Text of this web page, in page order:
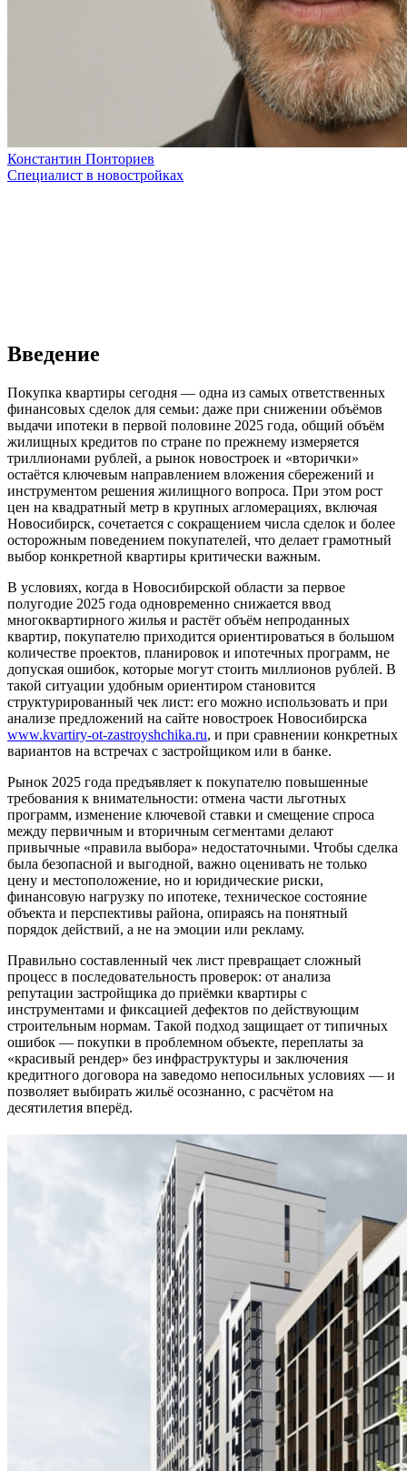
Константин Понториев
Специалист в новостройках
Введение
Покупка квартиры сегодня — одна из самых ответственных
финансовых сделок для семьи: даже при снижении объёмов
выдачи ипотеки в первой половине 2025 года, общий объём
жилищных кредитов по стране по прежнему измеряется
триллионами рублей, а рынок новостроек и «вторички»
остаётся ключевым направлением вложения сбережений и
инструментом решения жилищного вопроса. При этом рост
цен на квадратный метр в крупных агломерациях, включая
Новосибирск, сочетается с сокращением числа сделок и более
осторожным поведением покупателей, что делает грамотный
выбор конкретной квартиры критически важным.
В условиях, когда в Новосибирской области за первое
полугодие 2025 года одновременно снижается ввод
многоквартирного жилья и растёт объём непроданных
квартир, покупателю приходится ориентироваться в большом
количестве проектов, планировок и ипотечных программ, не
допуская ошибок, которые могут стоить миллионов рублей. В
такой ситуации удобным ориентиром становится
структурированный чек лист: его можно использовать и при
анализе предложений на сайте новостроек Новосибирска
www.kvartiry-ot-zastroyshchika.ru, и при сравнении конкретных
вариантов на встречах с застройщиком или в банке.
Рынок 2025 года предъявляет к покупателю повышенные
требования к внимательности: отмена части льготных
программ, изменение ключевой ставки и смещение спроса
между первичным и вторичным сегментами делают
привычные «правила выбора» недостаточными. Чтобы сделка
была безопасной и выгодной, важно оценивать не только
цену и местоположение, но и юридические риски,
финансовую нагрузку по ипотеке, техническое состояние
объекта и перспективы района, опираясь на понятный
порядок действий, а не на эмоции или рекламу.
Правильно составленный чек лист превращает сложный
процесс в последовательность проверок: от анализа
репутации застройщика до приёмки квартиры с
инструментами и фиксацией дефектов по действующим
строительным нормам. Такой подход защищает от типичных
ошибок — покупки в проблемном объекте, переплаты за
«красивый рендер» без инфраструктуры и заключения
кредитного договора на заведомо непосильных условиях — и
позволяет выбирать жильё осознанно, с расчётом на
десятилетия вперёд.